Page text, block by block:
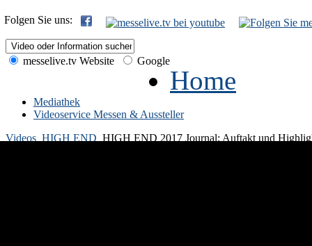
Folgen Sie uns:
messelive.tv Website Google
Home
Mediathek
Videoservice Messen & Aussteller
Videos HIGH END HIGH END 2017 Journal: Auftakt und